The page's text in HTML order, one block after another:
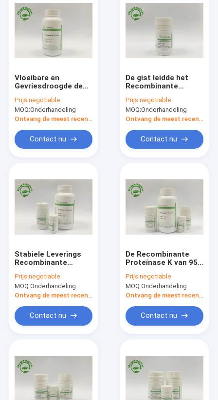
Producten
Ongeveer ons
Fabrieksreis
Recombinante Menselijke Albumine
Recombinant HEEFT
Recombinante Fibronectin
bFGF de Groeifactor
Recombinante IGF 1 Lange R3
Vloeibare en
Gevriesdroogde de
van de Poeder
Recombinante
Proteïnase K
Prijs:negotiable
MOQ:Onderhandeling
Ontvang de meest recente Prijs
Contact nu
De gist leidde het
Recombinante
Proteïnasek
Uittreksel af
Prijs:negotiable
MOQ:Onderhandeling
Ontvang de meest recente Prijs
Contact nu
Stabiele Leverings
Recombinante
Polysaccharidevaccins
Prijs:negotiable
MOQ:Onderhandeling
Ontvang de meest recente Prijs
Contact nu
De Recombinante
Proteïnase K van 95%
Monoclonal
Antilichamenopsporing
Prijs:negotiable
MOQ:Onderhandeling
Ontvang de meest recente Prijs
Contact nu